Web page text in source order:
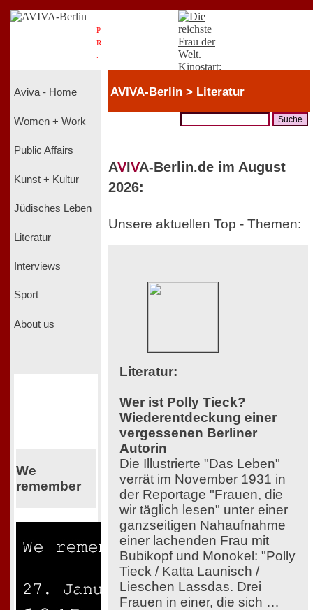
P
R
Aviva - Home
Women + Work
Public Affairs
Kunst + Kultur
Jüdisches Leben
Literatur
Interviews
Sport
About us
We
remember
AVIVA-Berlin > Literatur
AVIVA-Berlin.de im August
2026:
Unsere aktuellen Top - Themen:
Literatur:
Wer ist Polly Tieck?
Wiederentdeckung einer
vergessenen Berliner
Autorin
Die Illustrierte "Das Leben"
verrät im November 1931 in
der Reportage "Frauen, die
wir täglich lesen" unter einer
ganzseitigen Nahaufnahme
einer lachenden Frau mit
Bubikopf und Monokel: "Polly
Tieck / Katta Launisch /
Lieschen Lassdas. Drei
Frauen in einer, die sich …